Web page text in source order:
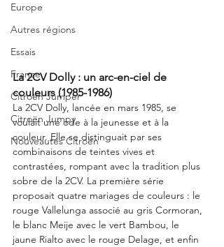
Europe
Autres régions
Essais
France
Citroën Jumper
Citroën Jumpy
Nouveautés Citroën
La 2CV Dolly : un arc-en-ciel de
couleurs (1985-1986)
La 2CV Dolly, lancée en mars 1985, se
voulait une ode à la jeunesse et à la
couleur. Elle se distinguait par ses
combinaisons de teintes vives et
contrastées, rompant avec la tradition plus
sobre de la 2CV. La première série
proposait quatre mariages de couleurs : le
rouge Vallelunga associé au gris Cormoran,
le blanc Meije avec le vert Bambou, le
jaune Rialto avec le rouge Delage, et enfin